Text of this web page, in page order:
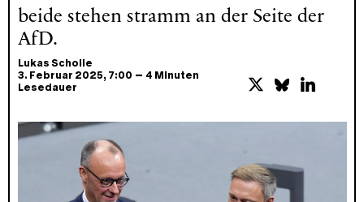
beide stehen stramm an der Seite der
AfD.
Lukas Scholle
3. Februar 2025, 7:00 – 4 Minuten
Lesedauer